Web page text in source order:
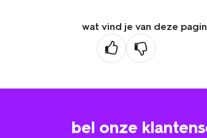
wat vind je van deze
bel onze